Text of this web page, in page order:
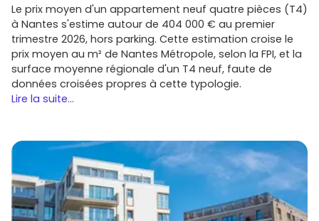
font la différence à Vanves.
Anticipe le calendrier: réservation, signature VEFA,
appels de fonds, livraison. Ajuste ton financement en
conséquence.
Compare les promoteurset examine les
documents techniques (notice descriptive,
certifications, performance énergétique).
disponibles surVivre dans le neuf, filtre par quartier
(Plateau, Centre – Saint-Rémy, Hauts-de-Vanves), par
surface et par budget pour repérer le bien qui te
correspond. Sur un marché comme
l'immobilier neuf à
Vanves, être réactif et bien informé fait toute la
différence.
Le prix moyen d'un appartement neuf quatre pièces (T4)
à Nantes s'estime autour de 404 000 € au premier
trimestre 2026, hors parking. Cette estimation croise le
prix moyen au m² de Nantes Métropole, selon la FPI, et la
surface moyenne régionale d'un T4 neuf, faute de
données croisées propres à cette typologie.
Lire la suite...